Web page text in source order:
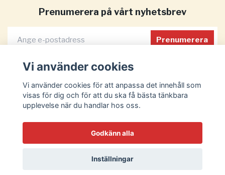
Prenumerera på vårt nyhetsbrev
Prenumerera
© 2026 MaxParty
Vi använder cookies
Vi använder cookies för att anpassa det innehåll som
visas för dig och för att du ska få bästa tänkbara
upplevelse när du handlar hos oss.
Godkänn alla
Inställningar